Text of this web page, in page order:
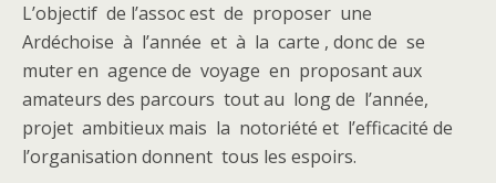
L’objectif de l’assoc est de proposer une
Ardéchoise à l’année et à la carte , donc de se
muter en agence de voyage en proposant aux
amateurs des parcours tout au long de l’année,
projet ambitieux mais la notoriété et l’efficacité de
l’organisation donnent tous les espoirs.